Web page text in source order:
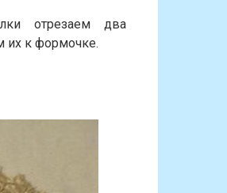
отрезаем два
их к формочке.